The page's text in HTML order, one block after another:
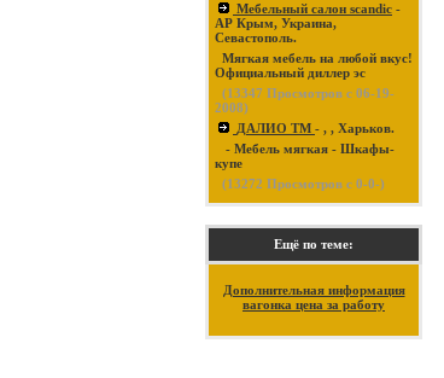
Мебельный салон scandic -
АР Крым, Украина,
Севастополь.
Мягкая мебель на любой вкус!
Официальный диллер эс
(13347 Просмотров с 06-19-
2008)
ДАЛИО ТМ - , , Харьков.
- Мебель мягкая - Шкафы-
купе
(13272 Просмотров с 0-0-)
Ещё по теме:
Дополнительная информация
вагонка цена за работу